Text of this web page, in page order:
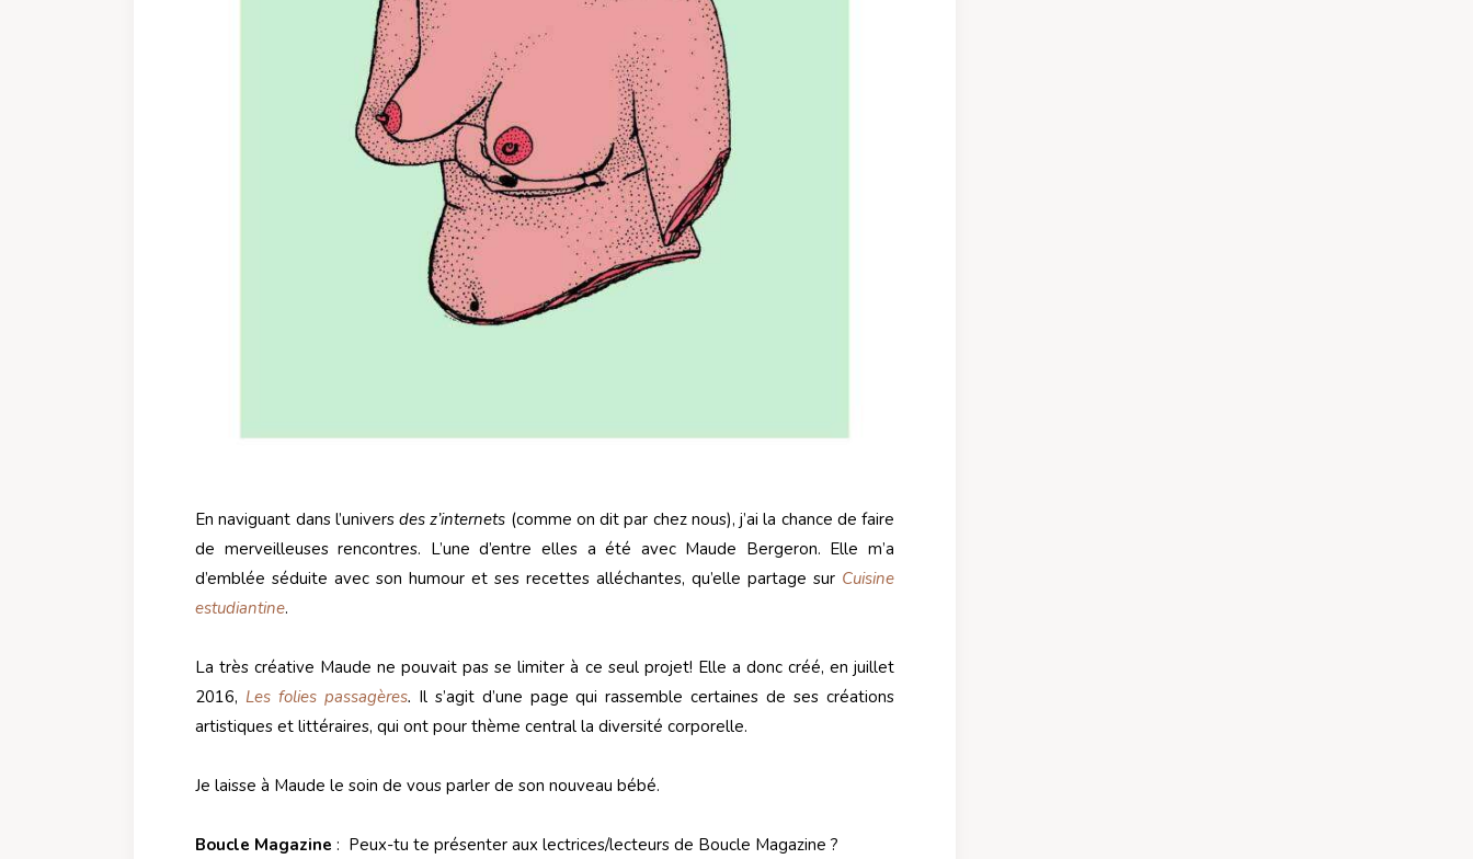
En naviguant dans l’univers des z’internets (comme on dit par chez nous), j’ai la chance de faire
de merveilleuses rencontres. L’une d’entre elles a été avec Maude Bergeron. Elle m’a
d’emblée séduite avec son humour et ses recettes alléchantes, qu’elle partage sur Cuisine
estudiantine.
La très créative Maude ne pouvait pas se limiter à ce seul projet! Elle a donc créé, en juillet
2016, Les folies passagères. Il s’agit d’une page qui rassemble certaines de ses créations
artistiques et littéraires, qui ont pour thème central la diversité corporelle.
Je laisse à Maude le soin de vous parler de son nouveau bébé.
Boucle Magazine : Peux-tu te présenter aux lectrices/lecteurs de Boucle Magazine ?